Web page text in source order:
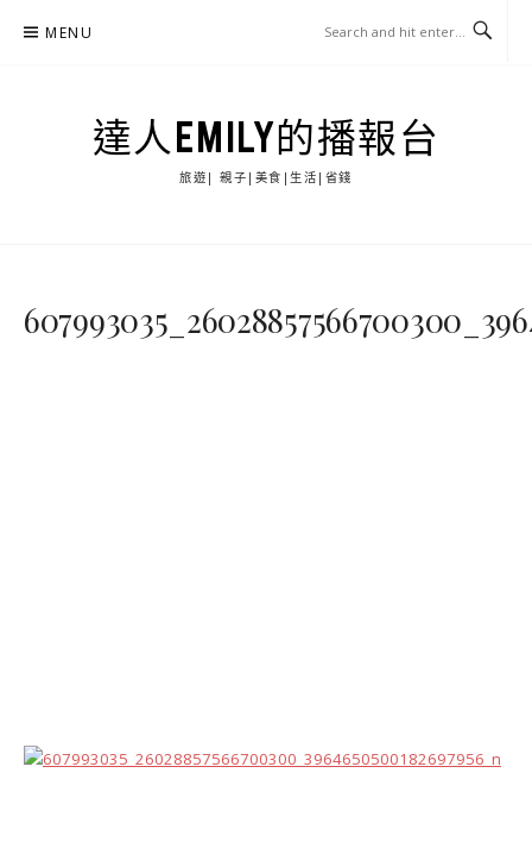
MENU
達人EMILY的播報台
旅遊| 親子|美食|生活|省錢